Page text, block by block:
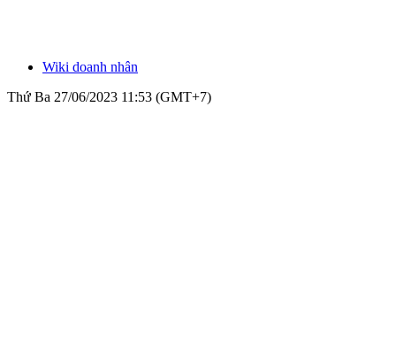
Wiki doanh nhân
Thứ Ba 27/06/2023 11:53 (GMT+7)